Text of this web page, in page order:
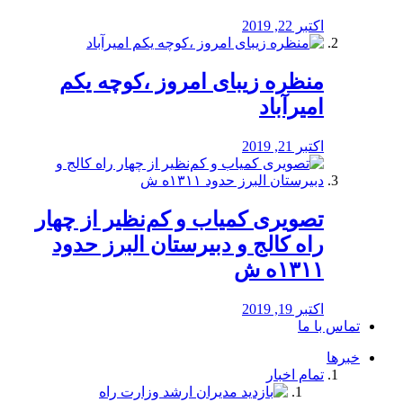
اکتبر 22, 2019
منظره‌‌ زیبای امروز ،کوچه یکم
امیرآباد
اکتبر 21, 2019
️تصویری کمیاب و کم‌نظیر از چهار
راه كالج و دبيرستان البرز حدود
۱۳۱۱ه ش
اکتبر 19, 2019
تماس با ما
خبرها
تمام اخبار